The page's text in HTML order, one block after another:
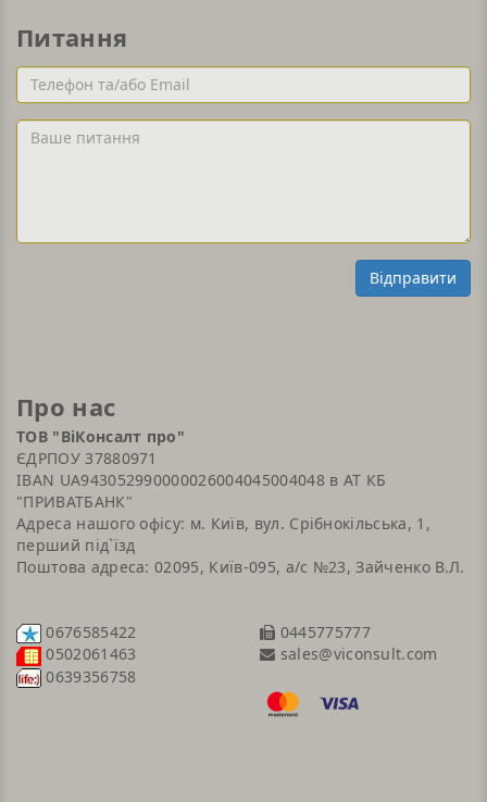
Питання
Телефон
та/
або
Email
Ваше
питання
Відправити
Про нас
ТОВ "ВіКонсалт про"
ЄДРПОУ 37880971
IBAN UA943052990000026004045004048 в АТ КБ
"ПРИВАТБАНК"
Адреса нашого офісу: м. Київ, вул. Срібнокільська, 1,
перший під`їзд
Поштова адреса: 02095, Київ-095, а/с №23, Зайченко В.Л.
0676585422
0502061463
0639356758
0445775777
sales@viconsult.com